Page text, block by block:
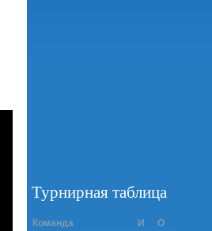
Турнирная таблица
Команда И
О